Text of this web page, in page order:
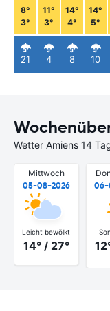
8°
3°
21
11°
3°
4
14°
4°
8
14°
5°
10
Wetter Amiens 14
Mittwoch
05-08-2026
Leicht bewölkt
14° / 27°
06-